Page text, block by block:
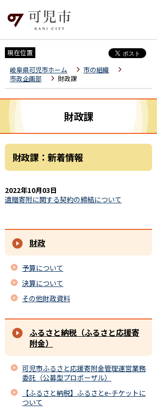
現在位置
岐阜県可児市ホーム
市の組織
市政企画部
財政課
財政課
財政課：新着情報
2022年10月03日
遺贈寄附に関する契約の締結について
財政
予算について
決算について
その他財政資料
ふるさと納税（ふるさと応援寄
附金）
可児市ふるさと応援寄附金管理運営業務
委託（公募型プロポーザル）
【ふるさと納税】ふるさとe-チケットに
ついて